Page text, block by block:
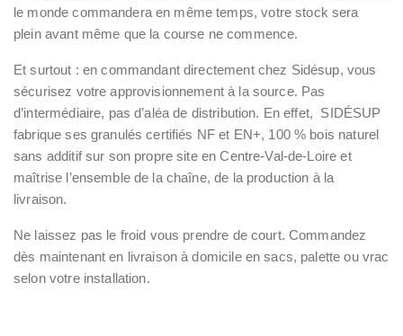
le monde commandera en même temps, votre stock sera
plein avant même que la course ne commence.
Et surtout : en commandant directement chez Sidésup, vous
sécurisez votre approvisionnement à la source. Pas
d’intermédiaire, pas d’aléa de distribution. En effet, SIDÉSUP
fabrique ses granulés certifiés NF et EN+, 100 % bois naturel
sans additif sur son propre site en Centre-Val-de-Loire et
maîtrise l’ensemble de la chaîne, de la production à la
livraison.
Ne laissez pas le froid vous prendre de court. Commandez
dès maintenant en livraison à domicile en sacs, palette ou vrac
selon votre installation.